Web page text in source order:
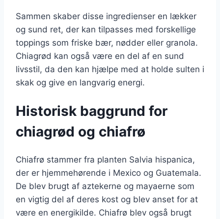
Sammen skaber disse ingredienser en lækker
og sund ret, der kan tilpasses med forskellige
toppings som friske bær, nødder eller granola.
Chiagrød kan også være en del af en sund
livsstil, da den kan hjælpe med at holde sulten i
skak og give en langvarig energi.
Historisk baggrund for
chiagrød og chiafrø
Chiafrø stammer fra planten Salvia hispanica,
der er hjemmehørende i Mexico og Guatemala.
De blev brugt af aztekerne og mayaerne som
en vigtig del af deres kost og blev anset for at
være en energikilde. Chiafrø blev også brugt